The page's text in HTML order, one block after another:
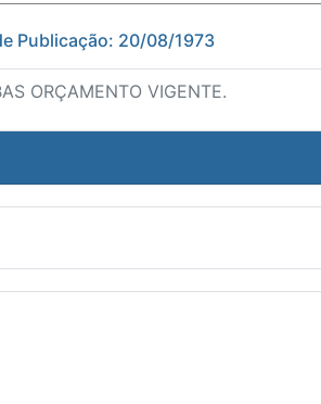
Publicação: 20/08/1973
ORÇAMENTO VIGENTE.